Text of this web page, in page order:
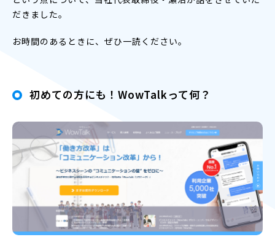
だきました。
お時間のあるときに、ぜひ一読ください。
初めての方にも！WowTalkって何？